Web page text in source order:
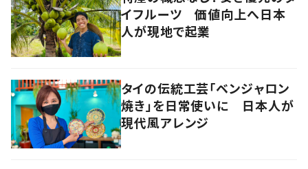
イフルーツ 価値向上へ日本
人が現地で起業
タイの伝統工芸「ベンジャロン
焼き」を日常使いに 日本人が
現代風アレンジ